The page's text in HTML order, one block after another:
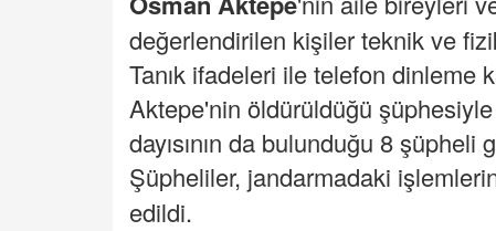
değerlendirilen kişiler teknik ve
Tanık ifadeleri ile telefon dinleme
Aktepe'nin öldürüldüğü
dayısının da bulunduğu 8 şüpheli
Şüpheliler, jandarmadaki
edildi.